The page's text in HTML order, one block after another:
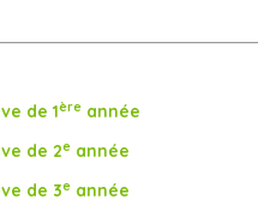
de 1ère année
de 2e année
de 3e année